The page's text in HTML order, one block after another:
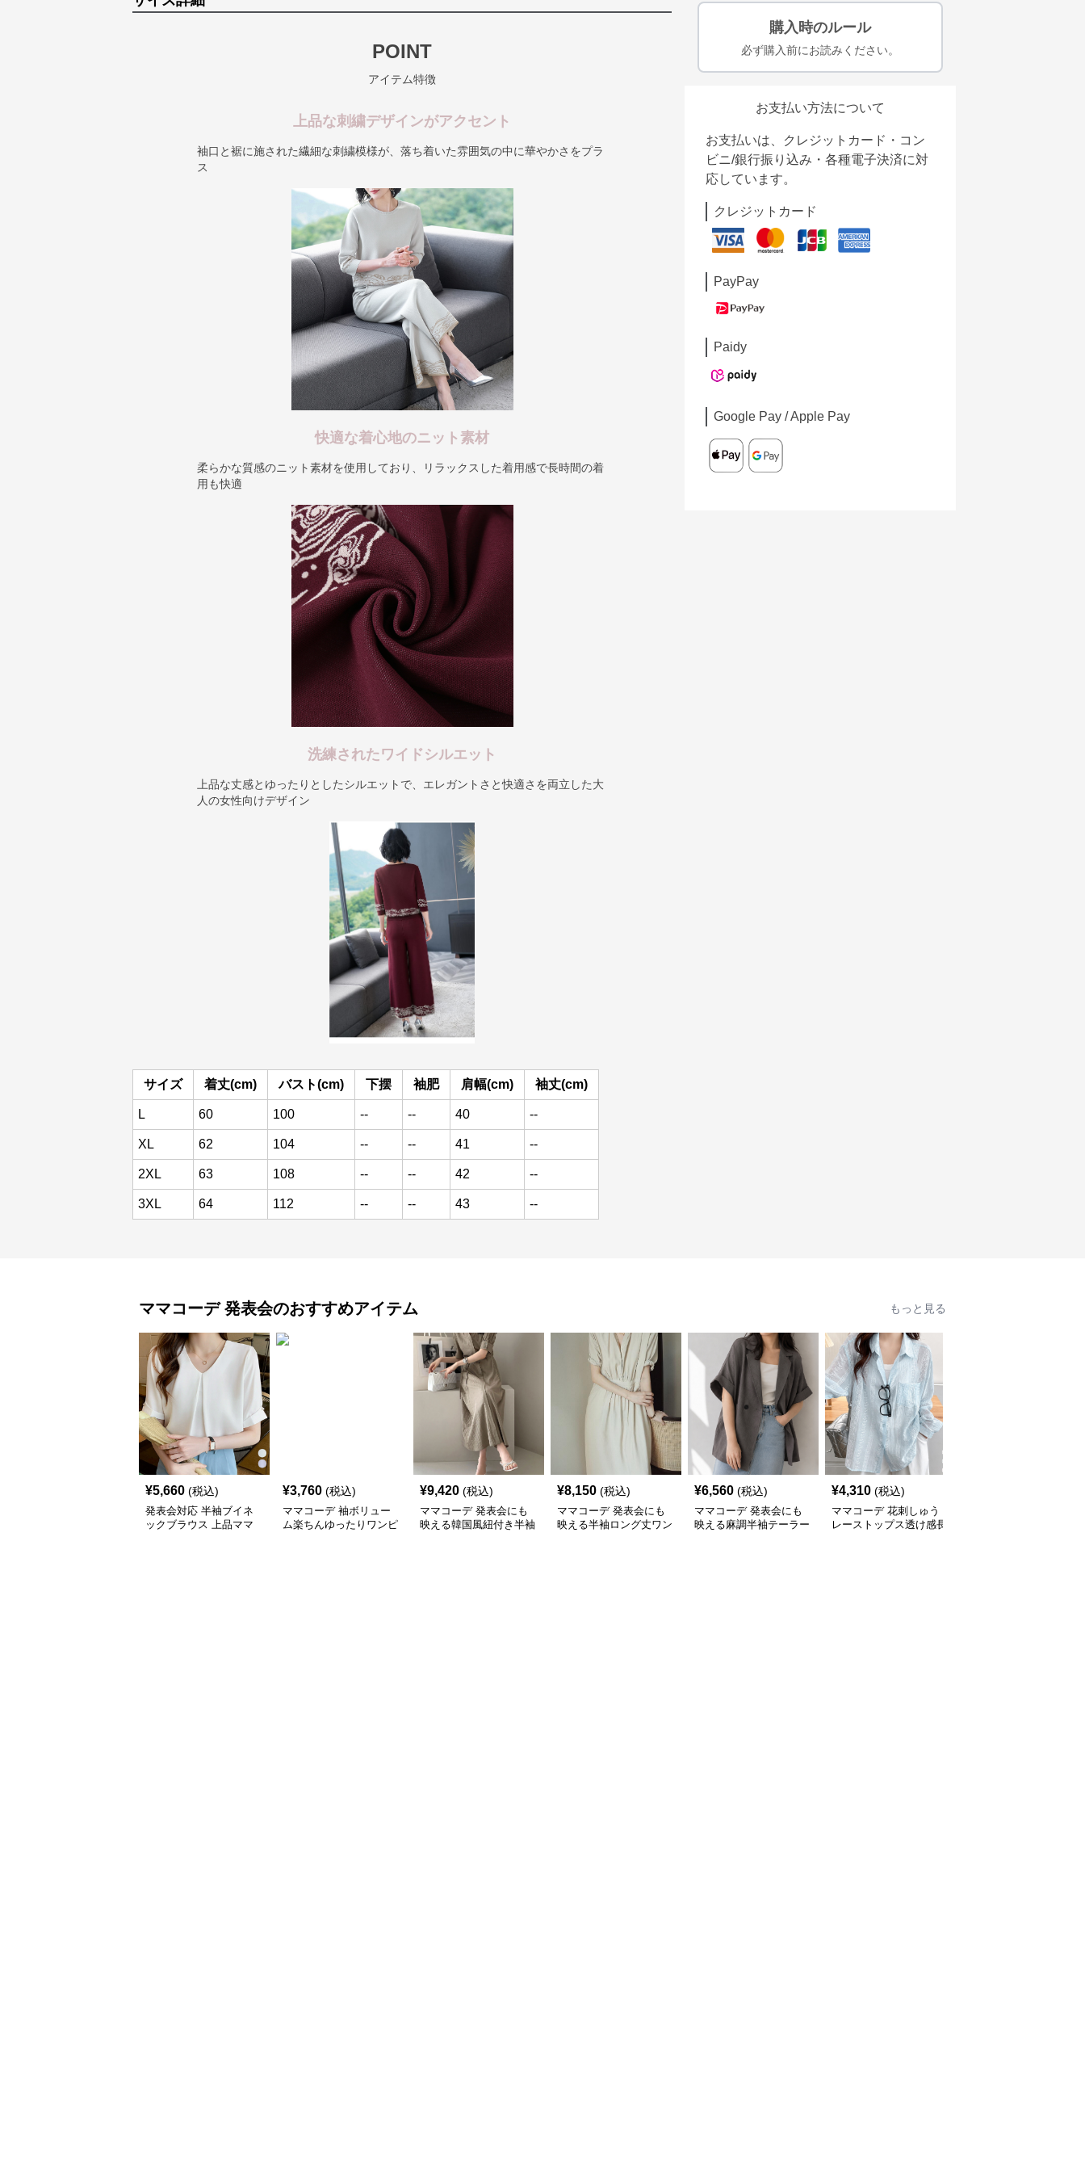
POINT
アイテム特徴
上品な刺繍デザインがアクセント
袖口と裾に施された繊細な刺繍模様が、落ち着いた雰囲気の中に華やかさをプラ
ス
快適な着心地のニット素材
柔らかな質感のニット素材を使用しており、リラックスした着用感で長時間の着
用も快適
洗練されたワイドシルエット
上品な丈感とゆったりとしたシルエットで、エレガントさと快適さを両立した大
人の女性向けデザイン
サイズ 着丈(cm) バスト(cm) 下摆 袖肥 肩幅(cm) 袖丈(cm)
L 60 100 -- -- 40 --
XL 62 104 -- -- 41 --
2XL 63 108 -- -- 42 --
3XL 64 112 -- -- 43 --
購入時のルール
必ず購入前にお読みください。
お支払い方法について
お支払いは、クレジットカード・コン
ビニ/銀行振り込み・各種電子決済に対
応しています。
クレジットカード
PayPay
Paidy
Google Pay / Apple Pay
ママコーデ 発表会のおすすめアイテム もっと見る
¥5,660 (税込)
発表会対応 半袖ブイネ
ックブラウス 上品ママ
¥3,760 (税込)
ママコーデ 袖ボリュー
ム楽ちんゆったりワンピ
¥9,420 (税込)
ママコーデ 発表会にも
映える韓国風紐付き半袖
¥8,150 (税込)
ママコーデ 発表会にも
映える半袖ロング丈ワン
¥6,560 (税込)
ママコーデ 発表会にも
映える麻調半袖テーラー
¥4,310 (税込)
ママコーデ 花刺しゅう
レーストップス透け感長